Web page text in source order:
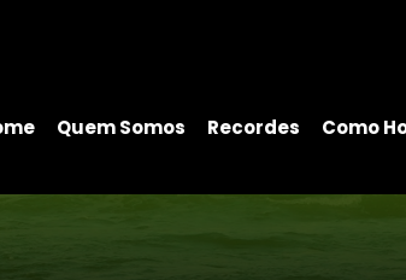
Quem Somos Recordes Como